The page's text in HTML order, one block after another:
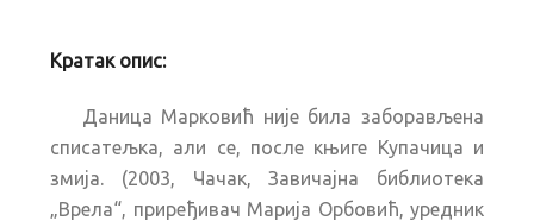
Кратак опис:
Даница Марковић није била заборављена
списатељка, али се, после књиге Купачица и
змија. (2003, Чачак, Завичајна библиотека
„Врела“, приређивач Марија Орбовић, уредник